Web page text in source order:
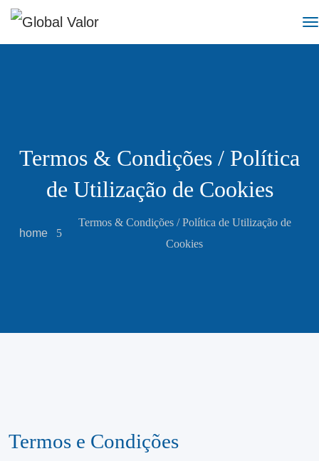
Termos & Condições / Política
de Utilização de Cookies
home
Termos & Condições / Política de Utilização de
Cookies
Termos e Condições